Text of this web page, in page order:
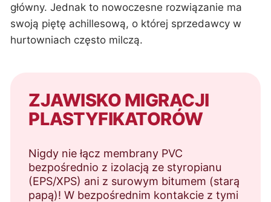
główny. Jednak to nowoczesne rozwiązanie ma
swoją piętę achillesową, o której sprzedawcy w
hurtowniach często milczą.
ZJAWISKO MIGRACJI
PLASTYFIKATORÓW
Nigdy nie łącz membrany PVC
bezpośrednio z izolacją ze styropianu
(EPS/XPS) ani z surowym bitumem (starą
papą)! W bezpośrednim kontakcie z tymi